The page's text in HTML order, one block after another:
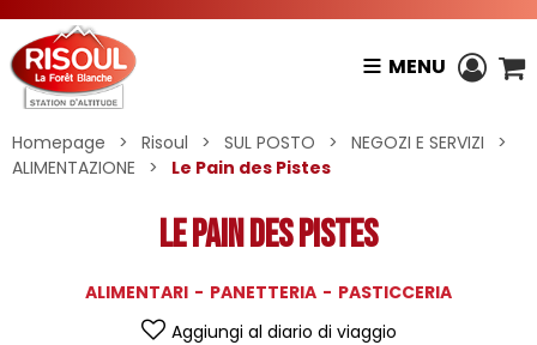
MENU
Homepage > Risoul > SUL POSTO > NEGOZI E SERVIZI
>
ALIMENTAZIONE
> Le Pain des Pistes
Le Pain des Pistes
ALIMENTARI PANETTERIA
PASTICCERIA
Aggiungi al diario di viaggio